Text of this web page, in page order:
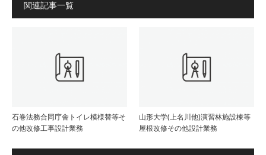
関連記事一覧
石巻法務合同庁舎トイレ模様替等そ
の他改修工事設計業務
山形大学(上名川他)演習林施設棟等
屋根改修その他設計業務